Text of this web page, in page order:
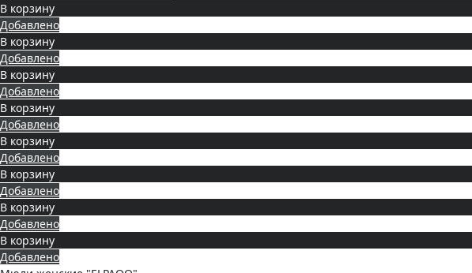
В корзину
Добавлено
В корзину
Добавлено
В корзину
Добавлено
В корзину
Добавлено
В корзину
Добавлено
В корзину
Добавлено
В корзину
Добавлено
В корзину
Добавлено